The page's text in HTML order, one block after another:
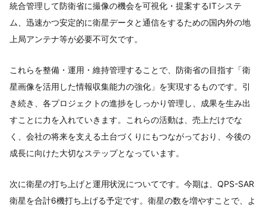
統合管理して防衛省に撮像の機会を可視化・提案するITシステ
ム、迅速かつ安定的に衛星データと通信をするための国内外の地
上局アンテナ等が必要不可欠です。
これらを整備・運用・維持管理することで、防衛省の目指す「衛
星画像を活用した情報収集能力の強化」を実現するものです。引
き続き、各プロジェクトの進捗をしっかり管理し、成果を生み出
すことに力を入れていきます。これらの活動は、売上だけでな
く、会社の将来を支える土台づくりにもつながっており、今後の
成長に向けた大切なステップとなっています。
次に衛星の打ち上げと運用状況についてです。今期は、QPS-SAR
衛星を合計6機打ち上げる予定です。衛星の数を増やすことで、よ